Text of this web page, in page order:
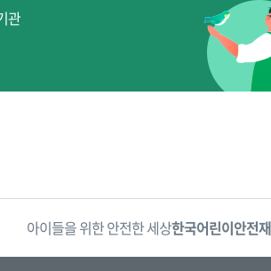
관
재단 어린이·청소년국가유산청